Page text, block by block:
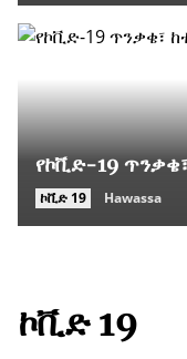
የኮቪድ-19
ኮቪድ 19 Hawassa
ኮቪድ 19